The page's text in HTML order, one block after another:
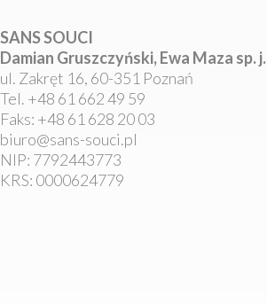
SANS SOUCI
Damian Gruszczyński, Ewa Maza sp. j.
ul. Zakręt 16, 60-351 Poznań
Tel. +48 61 662 49 59
Faks: +48 61 628 20 03
biuro@sans-souci.pl
NIP: 7792443773
KRS: 0000624779